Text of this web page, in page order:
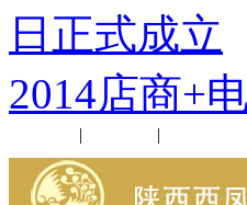
日正式成立
2014店商+
| |